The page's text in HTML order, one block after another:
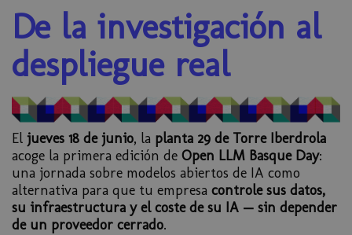
De la investigación al
despliegue real
El jueves 18 de junio, la planta 29 de Torre Iberdrola
acoge la primera edición de Open LLM Basque Day:
una jornada sobre modelos abiertos de IA como
alternativa para que tu empresa controle sus datos,
su infraestructura y el coste de su IA — sin depender
de un proveedor cerrado.